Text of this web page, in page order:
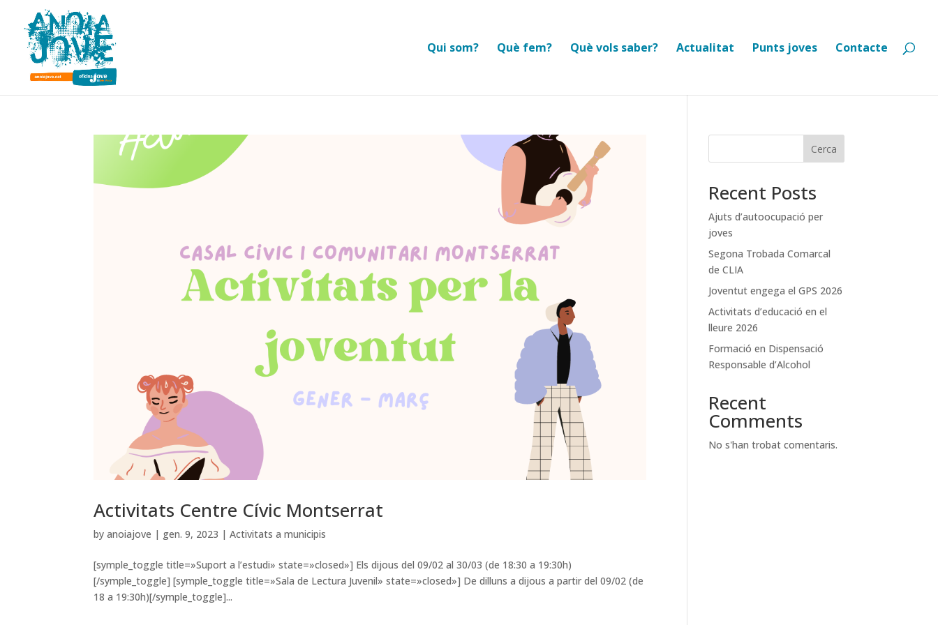
Qui som? Què fem? Què vols saber? Actualitat Punts joves Contacte
Activitats Centre Cívic Montserrat
byanoiajove | gen. 9, 2023 |Activitats a municipis
[symple_toggle title=»Suport a l’estudi» state=»closed»] Els dijous del 09/02 al 30/03 (de 18:30 a 19:30h)
[/symple_toggle] [symple_toggle title=»Sala de Lectura Juvenil» state=»closed»] De dilluns a dijous a partir del 09/02 (de
18 a 19:30h)[/symple_toggle]...
Cerca
Recent Posts
Ajuts d’autoocupació per
joves
Segona Trobada Comarcal
de CLIA
Joventut engega el GPS 2026
Activitats d’educació en el
lleure 2026
Formació en Dispensació
Responsable d’Alcohol
Recent
Comments
No s'han trobat comentaris.